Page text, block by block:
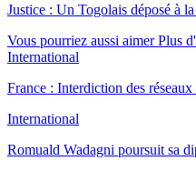
Justice : Un Togolais déposé à
Vous pourriez aussi aimer Plus
International
France : Interdiction des
International
Romuald Wadagni poursuit sa